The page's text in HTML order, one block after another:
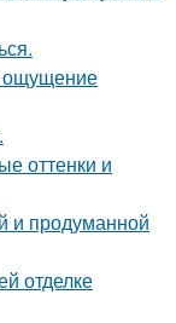
ощущение
оттенки и
и продуманной
отделке